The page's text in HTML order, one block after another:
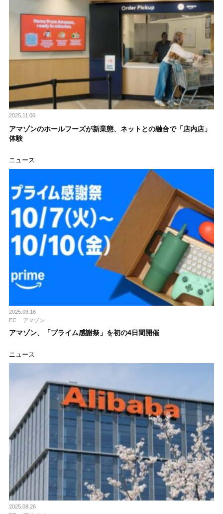
2025.11.06
アマゾンのホールフーズが新業態、ネットとの融合で「店内店」
体験
ニュース
2025.09.16
EC
アマゾン
アマゾン、「プライム感謝祭」を初の4日間開催
ニュース
2025.08.26